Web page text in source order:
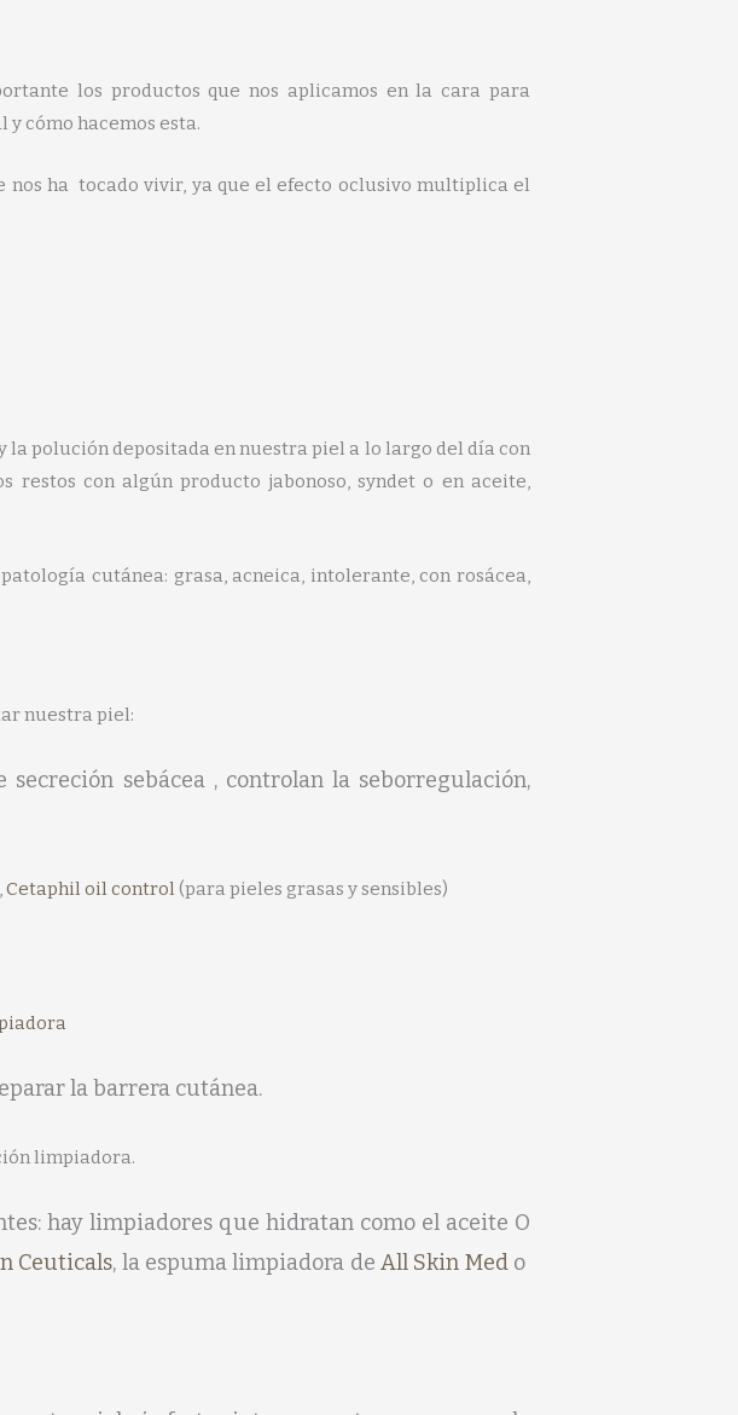
los productos que nos aplicamos en la cara para
cómo hacemos esta.
nos ha tocado vivir, ya que el efecto oclusivo multiplica el
la polución depositada en nuestra piel a lo largo del día con
con algún producto jabonoso, syndet o en aceite,
cutánea: grasa, acneica, intolerante, con rosácea,
nuestra piel:
sebácea , controlan la seborregulación,
,Cetaphil oil control (para pieles grasas y sensibles)
la barrera cutánea.
limpiadora.
hay limpiadores que hidratan como el aceite O
Ceuticals, la espuma limpiadora de All Skin Medo